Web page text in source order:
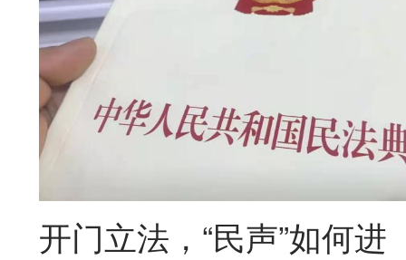
开门立法，“民声”如何进